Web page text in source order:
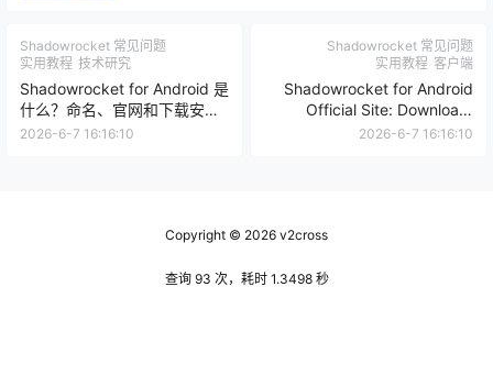
Shadowrocket 常见问题
实用教程 技术研究
Shadowrocket for Android 是
什么？命名、官网和下载安全
说明
2026-6-7 16:16:10
Shadowrocket 常见问题
实用教程 客户端
Shadowrocket for Android
Official Site: Download,
Docs, and Language Entry
2026-6-7 16:16:10
Copyright © 2026 v2cross
查询 93 次，耗时 1.3498 秒